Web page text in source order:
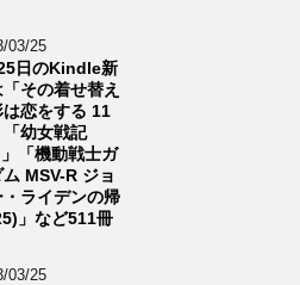
03/25
日のKindle新
その着せ替え
は恋をする 11
「幼女戦記
「機動戦士ガ
ム MSV-R ジョ
・ライデンの帰
」など511冊
03/25